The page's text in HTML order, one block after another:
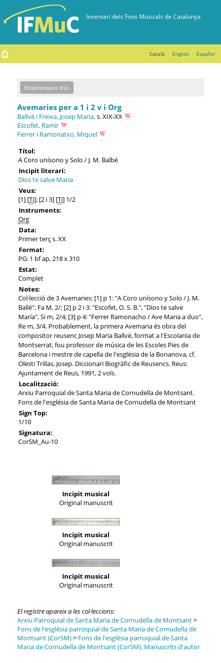
Català English Español
Estadístiques d'ús
Avemaries per a 1 i 2 v i Org
Ballvé i Freixa, Josep Maria,s. XIX-XX
Escofet, Ramir
Ferrer i Ramonatxo, Miquel
Títol:
A Coro unísono y Solo / J. M. Balbé
Incipit literari:
Dios te salve María
Veus:
[1] [Ti]; [2 i 3] [Ti] 1/2
Instruments:
Org
Data:
Primer terç s. XX
Format:
PG: 1 bf ap, 218 x 310
Estat:
Complet
Notes:
Col·lecció de 3 Avemaries: [1] p 1: "A Coro unísono y Solo / J. M.
Ballé", Fa M, 2/; [2] p 2 i 3: "Escofet, O. S. B.", "Dios te salve
María", Si m, 2/4; [3] p 4: "Ferrer Ramonacho / Ave Maria a duo",
Re m, 3/4. Probablement, la primera Avemaria és obra del
compositor reusenc Josep Maria Ballvé, format a l'Escolania de
Montserrat, fou professor de música de les Escoles Pies de
Barcelona i mestre de capella de l'església de la Bonanova, cf.
Olesti Trillas, Josep. Diccionari Biogràfic de Reusencs. Reus:
Ajuntament de Reus, 1991, 2 vols.
Localització:
Arxiu Parroquial de Santa Maria de Cornudella de Montsant.
Fons de l'església de Santa Maria de Cornudella de Montsant
Sign Top:
1/10
Signatura:
CorSM_Au-10
Incipit musical
Original manuscrit
Incipit musical
Original manuscrit
Incipit musical
Original manuscrit
El registre apareix a les col·leccions:
Arxiu Parroquial de Santa Maria de Cornudella de Montsant>
Fons de l'església parroquial de Santa Maria de Cornudella de
Montsant (CorSM)> Fons de l'església parroquial de Santa
Maria de Cornudella de Montsant (CorSM). Manuscrits d'autor